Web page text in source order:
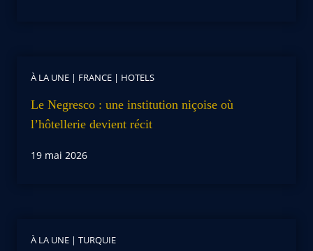
À LA UNE | FRANCE | HOTELS
Le Negresco : une institution niçoise où
l’hôtellerie devient récit
19 mai 2026
À LA UNE | TURQUIE